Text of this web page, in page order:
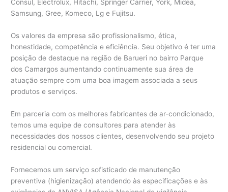
Consul, Electrolux, Hitachi, Springer Carrier, York, Midea,
Samsung, Gree, Komeco, Lg e Fujitsu.
Os valores da empresa são profissionalismo, ética,
honestidade, competência e eficiência. Seu objetivo é ter uma
posição de destaque na região de Barueri no bairro Parque
dos Camargos aumentando continuamente sua área de
atuação sempre com uma boa imagem associada a seus
produtos e serviços.
Em parceria com os melhores fabricantes de ar-condicionado,
temos uma equipe de consultores para atender às
necessidades dos nossos clientes, desenvolvendo seu projeto
residencial ou comercial.
Fornecemos um serviço sofisticado de manutenção
preventiva (higienização) atendendo às especificações e às